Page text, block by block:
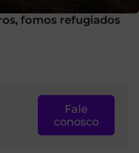
fomos refugiados
Fale
conosco